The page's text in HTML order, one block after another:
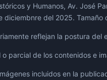
y Humanos, Av. José
del 2025. Tamaño
reflejan la postura del
parcial de los contenidos e
incluidos en la